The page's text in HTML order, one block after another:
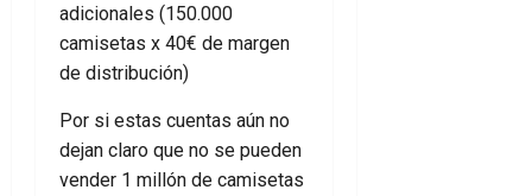
adicionales (150.000
camisetas x 40€ de margen
de distribución)
Por si estas cuentas aún no
dejan claro que no se pueden
vender 1 millón de camisetas